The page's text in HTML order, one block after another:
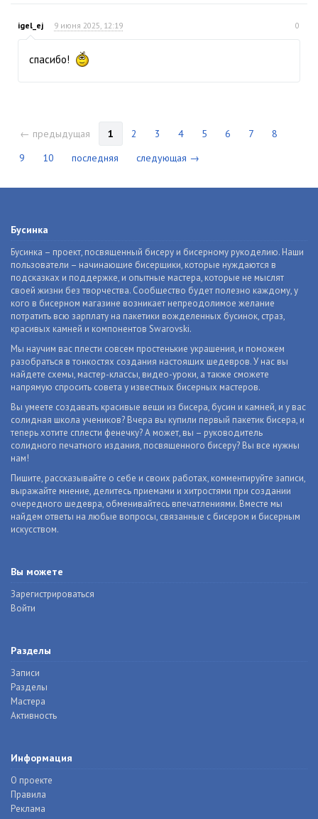
igel_ej 9 июня 2025, 12:19 0
спасибо!
← предыдущая 1 2 3 4 5 6 7
8
9
10 последняя следующая →
Бусинка
Бусинка – проект, посвященный бисеру и бисерному рукоделию. Наши
пользователи – начинающие бисерщики, которые нуждаются в
подсказках и поддержке, и опытные мастера, которые не мыслят
своей жизни без творчества. Сообщество будет полезно каждому, у
кого в бисерном магазине возникает непреодолимое желание
потратить всю зарплату на пакетики вожделенных бусинок, страз,
красивых камней и компонентов Swarovski.
Мы научим вас плести совсем простенькие украшения, и поможем
разобраться в тонкостях создания настоящих шедевров. У нас вы
найдете схемы, мастер-классы, видео-уроки, а также сможете
напрямую спросить совета у известных бисерных мастеров.
Вы умеете создавать красивые вещи из бисера, бусин и камней, и у вас
солидная школа учеников? Вчера вы купили первый пакетик бисера, и
теперь хотите сплести фенечку? А может, вы – руководитель
солидного печатного издания, посвященного бисеру? Вы все нужны
нам!
Пишите, рассказывайте о себе и своих работах, комментируйте записи,
выражайте мнение, делитесь приемами и хитростями при создании
очередного шедевра, обменивайтесь впечатлениями. Вместе мы
найдем ответы на любые вопросы, связанные с бисером и бисерным
искусством.
Вы можете
Зарегистрироваться
Войти
Разделы
Записи
Разделы
Мастера
Активность
Информация
О проекте
Правила
Реклама